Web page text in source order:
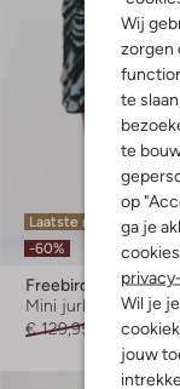
Wij
zorgen
te
te
op
ga je
privacy-
Wil je
jouw
Laatste maten
-60%
Freebird
Mini jurk
€ 129,95
€ 51,99